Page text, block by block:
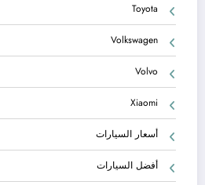
Toyota
Volkswagen
Volvo
Xiaomi
أسعار السيارات
أفضل السيارات